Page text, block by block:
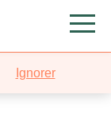
Ignorer